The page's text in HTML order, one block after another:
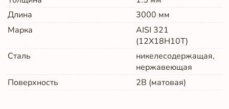
Длина
3000 мм
Марка
AISI 321
(12Х18Н10Т)
Сталь
никелесодержащая,
нержавеющая
Поверхность
2B (матовая)